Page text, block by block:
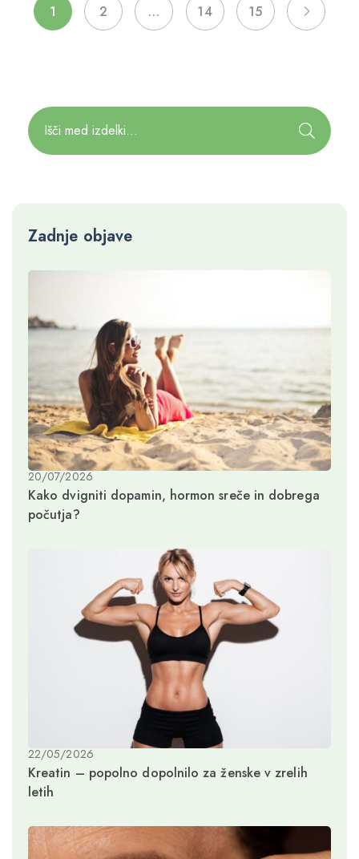
1 2 … 14 15
Zadnje objave
20/07/2026
Kako dvigniti dopamin, hormon sreče in dobrega
počutja?
22/05/2026
Kreatin – popolno dopolnilo za ženske v zrelih
letih